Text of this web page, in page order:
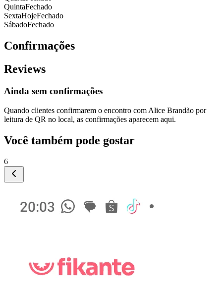
QuintaFechado
SextaHojeFechado
SábadoFechado
Confirmações
Reviews
Ainda sem confirmações
Quando clientes confirmarem o encontro com Alice Brandão por
leitura de QR no local, as confirmações aparecem aqui.
Você também pode gostar
6